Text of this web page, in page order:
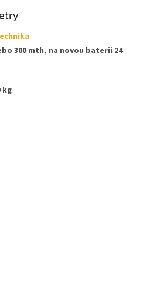
300 mth, na novou baterii 24
kg